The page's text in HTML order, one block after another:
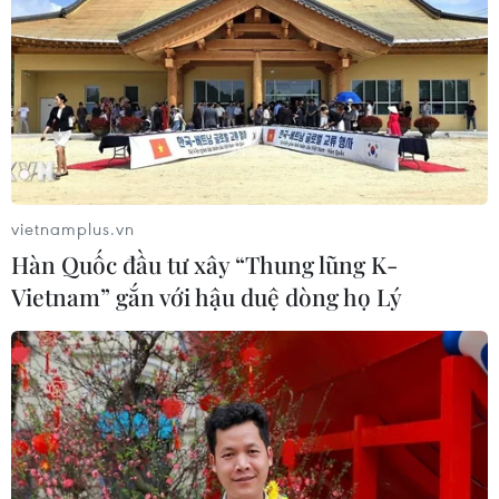
Nhanh chóng hoàn thiện
dự án kết nối vùng, sân bay
Long Thành
06/08/2026 15:07
Sẽ thi công đồng loạt Dự
án cao tốc Vinh-Thanh
Thủy trong tháng 9
06/08/2026 12:25
lộ 1 đoạn Bạc Liêu-Cà Mau
giai đoạn 2026-2030
06/08/2026 12:24
khắc phục sạt lở trên các
tuyến giao thông
06/08/2026 11:54
vietnamplus.vn
Hàn Quốc đầu tư xây “Thung lũng K-
Vietnam” gắn với hậu duệ dòng họ Lý